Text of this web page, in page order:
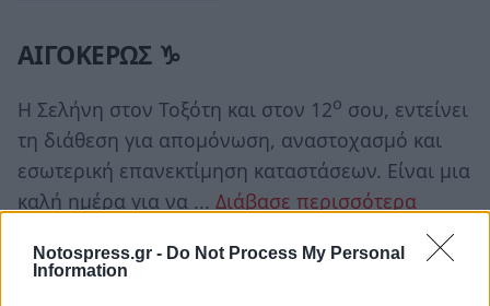
Notospress.gr - Do Not Process My Personal
Information
ΑΙΓΟΚΕΡΩΣ ♑
Η Σελήνη στον Τοξότη και στον 12ο σου, εντείνει
τη διάθεση για απομόνωση, αναστοχασμό και
εσωτερική επανεκτίμηση καταστάσεων. Είναι μια
καλή ημέρα για να ... Διάβασε περισσότερα
ΥΔΡΟΧΟΟΣ ♒